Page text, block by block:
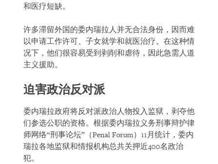
和医疗短缺。
许多滞留外国的委内瑞拉人并无合法身份，因而难
以申请工作许可、子女就学和就医治疗。在这种情
况下，他们很容易受到剥削和虐待，因此急需人道
主义援助。
迫害政治反对派
委内瑞拉政府将反对派政治人物投入监狱，剥夺他
们参选公职的资格。根据委内瑞拉义务刑事辩护律
师网络“刑事论坛”（Penal Forum）11月统计，委内
瑞拉各地监狱和情报机构总共关押近400名政治
犯。